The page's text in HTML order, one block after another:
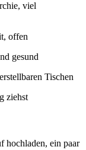
viel
offen
gesund
Tischen
ziehst
hochladen, ein paar